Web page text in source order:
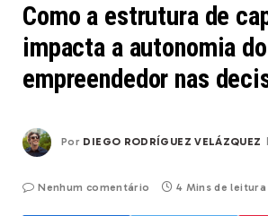
Como a estrutura de
impacta a autonomia do
empreendedor nas
Por DIEGO RODRÍGUEZ VELÁZQUEZ
Nenhum comentário 4 Mins de leitura